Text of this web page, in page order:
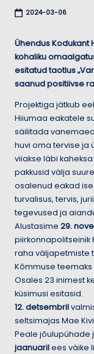
2024-03-06
Ühendus
kohaliku
esitatud taotlus
saanud positiivse
Projektiga jätkub
Hiiumaa eakatele
säilitada
huvi oma tervise ja
viiakse läbi
pakkusid välja
osalenud eakad
turvalisus, tervis,
tegevused ja
Alustasime 29.
piirkonnapolitseinik
raha väljapetmiste
Kõmmuse teemaks
Osales 23 inimest
küsimusi esitasid.
12. detsembril
seltsimajas Mae
Peale jõulupühade
jaanuarilees väike